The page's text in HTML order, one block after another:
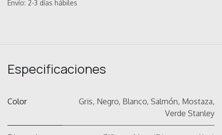
Envío: 2-3 días hábiles
Especificaciones
Color Gris, Negro, Blanco, Salmón, Mostaza,
Verde Stanley